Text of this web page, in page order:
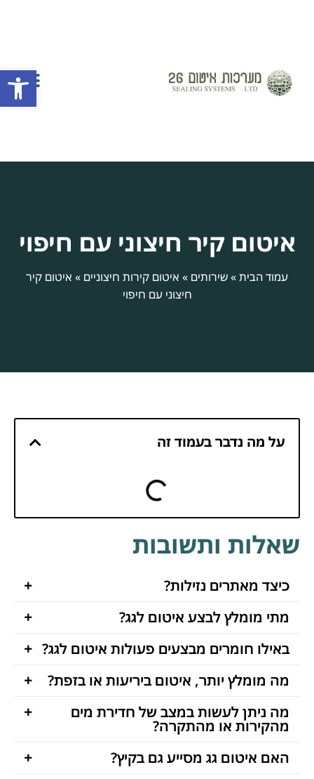
איטום קיר חיצוני עם חיפוי
עמוד הבית»שירותים » איטום קירות חיצוניים » איטום קיר
חיצוני עם חיפוי
על מה נדבר בעמוד זה
שאלות ותשובות
כיצד מאתרים נזילות?
מתי מומלץ לבצע איטום לגג?
באילו חומרים מבצעים פעולות איטום לגג?
מה מומלץ יותר, איטום ביריעות או בזפת?
מה ניתן לעשות במצב של חדירת מים
מהקירות או מהתקרה?
האם איטום גג מסייע גם בקיץ?